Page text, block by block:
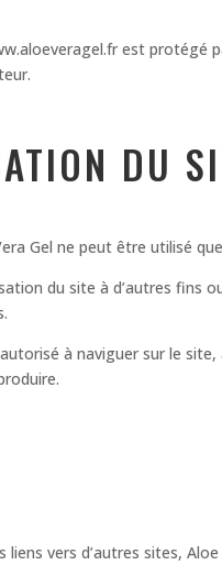
est protégé
DU
Gel ne peut être utilisé
du site à d’autres fins
à naviguer sur le
vers d’autres sites,